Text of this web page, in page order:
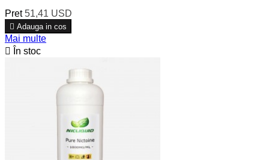
Pret 51,41 USD
 Adauga in cos
Mai multe

În stoc